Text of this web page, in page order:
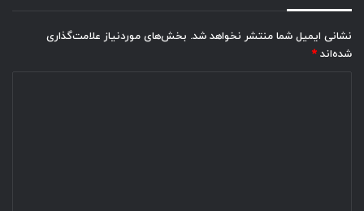
نشانی ایمیل شما منتشر نخواهد شد. بخش‌های موردنیاز علامت‌گذاری
شده‌اند *